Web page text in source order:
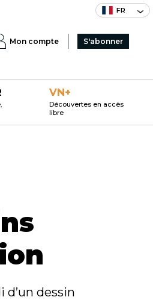
FR
Mon compte S'abonner
VN+
Découvertes en accès
libre
dessin